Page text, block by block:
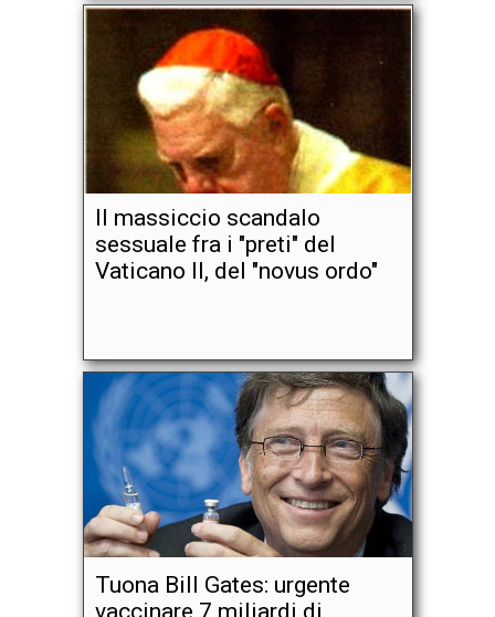
Il massiccio scandalo
sessuale fra i "preti" del
Vaticano II, del "novus ordo"
Tuona Bill Gates: urgente
vaccinare 7 miliardi di